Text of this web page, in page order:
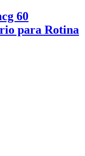
60
para Rotina